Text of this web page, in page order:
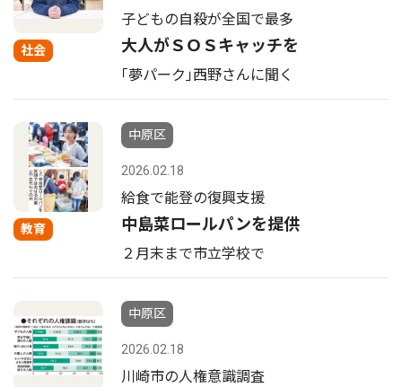
社会
子どもの自殺が全国で最多
大人がＳＯＳキャッチを
｢夢パーク｣西野さんに聞く
教育
中原区
2026.02.18
給食で能登の復興支援
中島菜ロールパンを提供
２月末まで市立学校で
中原区
2026.02.18
川崎市の人権意識調査